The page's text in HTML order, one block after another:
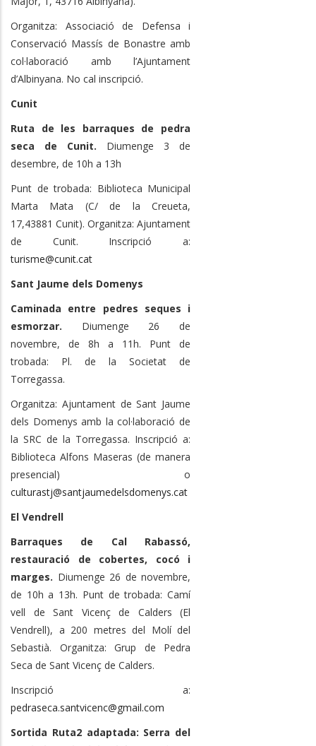
Organitza: Associació de Defensa i
Conservació Massís de Bonastre amb
col·laboració amb l’Ajuntament
d’Albinyana. No cal inscripció.
Cunit
Ruta de les barraques de pedra
seca de Cunit. Diumenge 3 de
desembre, de 10h a 13h
Punt de trobada: Biblioteca Municipal
Marta Mata (C/ de la Creueta,
17,43881 Cunit). Organitza: Ajuntament
de Cunit. Inscripció a:
turisme@cunit.cat
Sant Jaume dels Domenys
Caminada entre pedres seques i
esmorzar. Diumenge 26 de
novembre, de 8h a 11h. Punt de
trobada: Pl. de la Societat de
Torregassa.
Organitza: Ajuntament de Sant Jaume
dels Domenys amb la col·laboració de
la SRC de la Torregassa. Inscripció a:
Biblioteca Alfons Maseras (de manera
presencial) o
culturastj@santjaumedelsdomenys.cat
El Vendrell
Barraques de Cal Rabassó,
restauració de cobertes, cocó i
marges. Diumenge 26 de novembre,
de 10h a 13h. Punt de trobada: Camí
vell de Sant Vicenç de Calders (El
Vendrell), a 200 metres del Molí del
Sebastià. Organitza: Grup de Pedra
Seca de Sant Vicenç de Calders.
Inscripció a:
pedraseca.santvicenc@gmail.com
Sortida Ruta2 adaptada: Serra del